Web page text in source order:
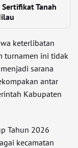
Tanah
keterlibatan
turnamen ini tidak
sarana
antar
Kabupaten
Tahun 2026
kecamatan